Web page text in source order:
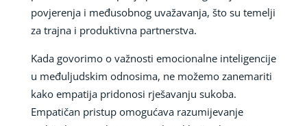
povjerenja i međusobnog uvažavanja, što su temelji
za trajna i produktivna partnerstva.
Kada govorimo o važnosti emocionalne inteligencije
u međuljudskim odnosima, ne možemo zanemariti
kako empatija pridonosi rješavanju sukoba.
Empatičan pristup omogućava razumijevanje